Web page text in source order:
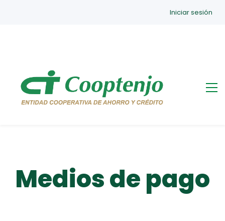
Iniciar sesión
Medios de pago